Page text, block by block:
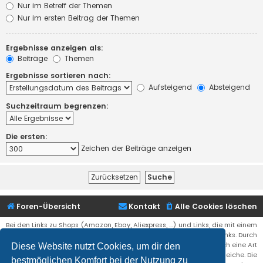
Diese Website nutzt Cookies, um dir den
bestmöglichen Komfort bei der Nutzung zu
Nur im Betreff der Themen
Nur im ersten Beitrag der Themen
Ergebnisse anzeigen als:
Beiträge
Themen
Ergebnisse sortieren nach:
Aufsteigend
Absteigend
Suchzeitraum begrenzen:
Die ersten:
Zeichen der Beiträge anzeigen
Foren-Übersicht Alle Cookies löschen
Kontakt
Bei den Links zu Shops (Amazon, Ebay, Aliexpress, ...) und Links, die mit einem
Stern (*) markiert sind, kann es sich um sogenannte Affiliate Links. Durch
den Kauf eines Produktes über einen Affiliate Link erhälte ich eine Art
Umsatzbeteiligung gutgeschrieben. Für euch bleibt der Preis der gleiche. Die